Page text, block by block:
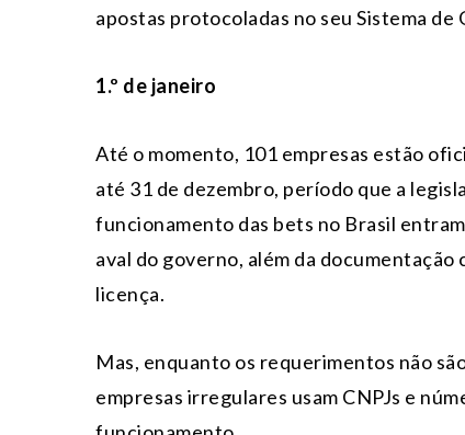
apostas protocoladas no seu Sistema de
1.º de janeiro
Até o momento, 101 empresas estão
até 31 de dezembro, período que a
funcionamento das bets no Brasil
aval do governo, além da
licença.
Mas, enquanto os requerimentos não
empresas irregulares usam CNPJs e